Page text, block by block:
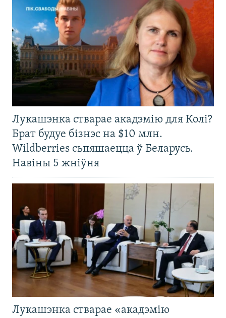
Лукашэнка стварае акадэмію для Колі?
Брат будуе бізнэс на $10 млн.
Wildberries сьпяшаецца ў Беларусь.
Навіны 5 жніўня
Лукашэнка стварае «акадэмію